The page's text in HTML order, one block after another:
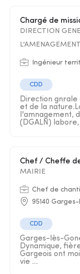
Chargé de
DIRECTION
Ingénieur
CDD
Direction
et de la
l'amnagement,
(DGALN) labore,
Chef / Cheffe
MAIRIE
Chef de
95140
CDD
Garges-lès-
Dynamique,
Gargeois ont
vie ...